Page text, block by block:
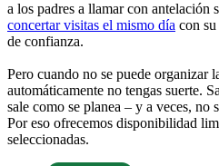
a los padres a llamar con antelación
concertar visitas el mismo día con
de confianza.
Pero cuando no se puede organizar
automáticamente no tengas suerte.
sale como se planea – y a veces, no
Por eso ofrecemos disponibilidad
seleccionadas.